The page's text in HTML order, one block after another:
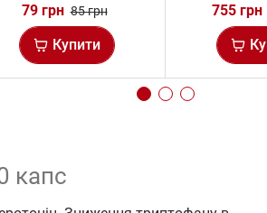
79 грн 85 грн
Купити
755 грн
капс